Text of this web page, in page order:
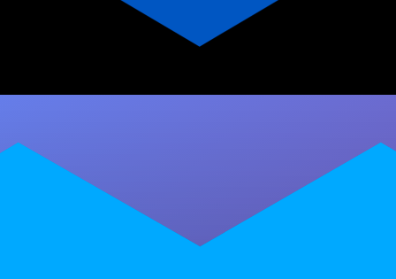
Cognitiva: Mente e
Movimento no Treino
Descubra o que é um coach de performance
cognitiva, como unir treino físico e mental, e
por que essa especialização…